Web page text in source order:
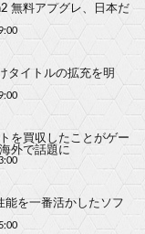
無料アプグレ、日本だ
タイトルの拡充を明
を買収したことがゲー
外で話題に
能を一番活かしたソフ